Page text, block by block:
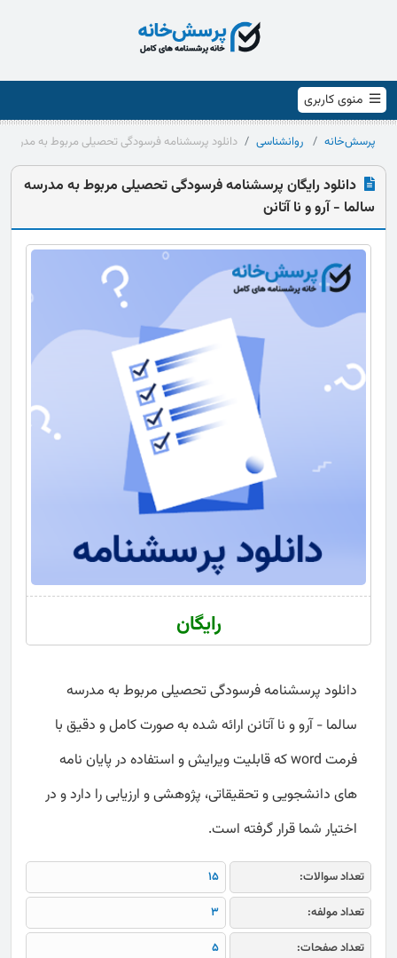
منوی کاربری
پرسش‌خانه روانشناسی دانلود پرسشنامه فرسودگی تحصیلی مربوط به مدرسه
دانلود رایگان پرسشنامه فرسودگی تحصیلی مربوط به مدرسه
سالما - آرو و نا آتانن
رایگان
دانلود پرسشنامه فرسودگی تحصیلی مربوط به مدرسه
سالما - آرو و نا آتانن ارائه شده به صورت کامل و دقیق با
فرمت word که قابلیت ویرایش و استفاده در پایان نامه
های دانشجویی و تحقیقاتی، پژوهشی و ارزیابی را دارد و در
اختیار شما قرار گرفته است.
تعداد سوالات:
15
تعداد مولفه:
3
تعداد صفحات:
5